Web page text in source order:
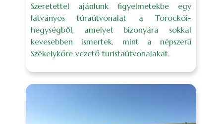
Szeretettel ajánlunk figyelmetekbe egy
látványos túraútvonalat a Torockói-
hegységből, amelyet bizonyára sokkal
kevesebben ismertek, mint a népszerű
Székelykőre vezető turistaútvonalakat.